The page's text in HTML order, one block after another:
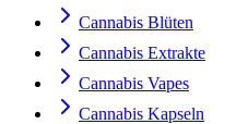
Cannabis Blüten
Cannabis Extrakte
Cannabis Vapes
Cannabis Kapseln